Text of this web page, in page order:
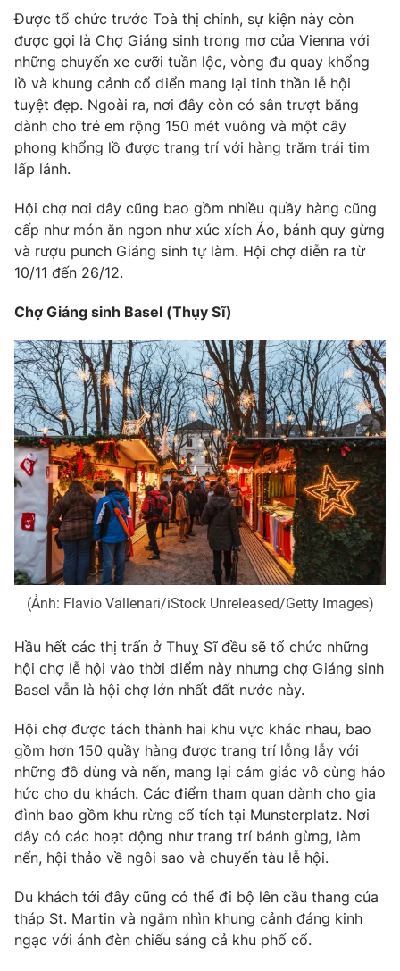
Sản phẩm
Thị trường
Tư vấn
Lịch phát sóng
Chuyên mục khác
Emagazine Podcast
Photo Infographic
Video Shorts video
VTV Money VTV Thể thao
VTV Sức khoẻ Bất động sản
Thị trường 24h Tấm lòng Việt
VTV4 Vươn mình bằng AI
VTV9 VTV8
Liên hệ tòa soạn English
THỜI BÁO VTV
Cơ quan chủ quản: Đài Truyền hình Việt Nam
Cơ quan báo chí: Thời báo VTV
Giấy phép hoạt động báo in và báo điện tử số 483/GP-BTTTT
cấp ngày 29/12/2023
Tổng Biên tập: Vũ Thanh Thủy
Nguyễn Trọng Ninh
Tổng đài VTV:024.38 355 931 - 024.38 355 932
Ðiện thoại Thời báo VTV:024.66 897 897
Được tổ chức trước Toà thị chính, sự kiện này còn
được gọi là Chợ Giáng sinh trong mơ của Vienna với
những chuyến xe cưỡi tuần lộc, vòng đu quay khổng
lồ và khung cảnh cổ điển mang lại tinh thần lễ hội
tuyệt đẹp. Ngoài ra, nơi đây còn có sân trượt băng
dành cho trẻ em rộng 150 mét vuông và một cây
phong khổng lồ được trang trí với hàng trăm trái tim
lấp lánh.
Hội chợ nơi đây cũng bao gồm nhiều quầy hàng cũng
cấp như món ăn ngon như xúc xích Áo, bánh quy gừng
và rượu punch Giáng sinh tự làm. Hội chợ diễn ra từ
10/11 đến 26/12.
Chợ Giáng sinh Basel (Thụy Sĩ)
(Ảnh: Flavio Vallenari/iStock Unreleased/Getty Images)
Hầu hết các thị trấn ở Thuỵ Sĩ đều sẽ tổ chức những
hội chợ lễ hội vào thời điểm này nhưng chợ Giáng sinh
Basel vẫn là hội chợ lớn nhất đất nước này.
Hội chợ được tách thành hai khu vực khác nhau, bao
gồm hơn 150 quầy hàng được trang trí lỗng lẫy với
những đồ dùng và nến, mang lại cảm giác vô cùng háo
hức cho du khách. Các điểm tham quan dành cho gia
đình bao gồm khu rừng cổ tích tại Munsterplatz. Nơi
đây có các hoạt động như trang trí bánh gừng, làm
nến, hội thảo về ngôi sao và chuyến tàu lễ hội.
Du khách tới đây cũng có thể đi bộ lên cầu thang của
tháp St. Martin và ngắm nhìn khung cảnh đáng kinh
ngạc với ánh đèn chiếu sáng cả khu phố cổ.